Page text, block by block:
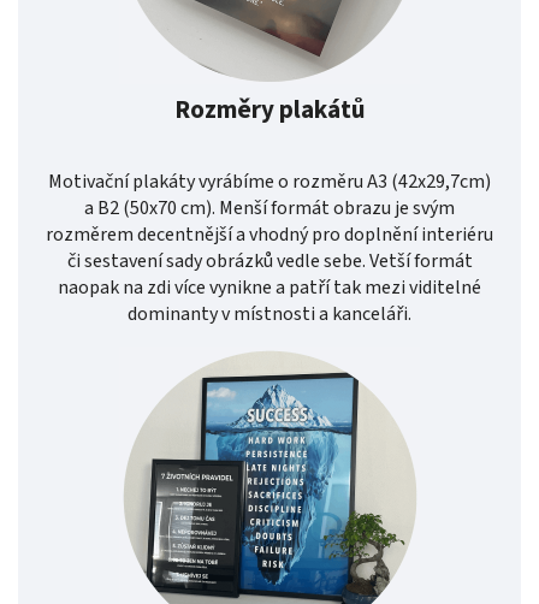
Rozměry plakátů
Motivační plakáty vyrábíme o rozměru A3 (42x29,7cm)
a B2 (50x70 cm). Menší formát obrazu je svým
rozměrem decentnější a vhodný pro doplnění interiéru
či sestavení sady obrázků vedle sebe. Vetší formát
naopak na zdi více vynikne a patří tak mezi viditelné
dominanty v místnosti a kanceláři.